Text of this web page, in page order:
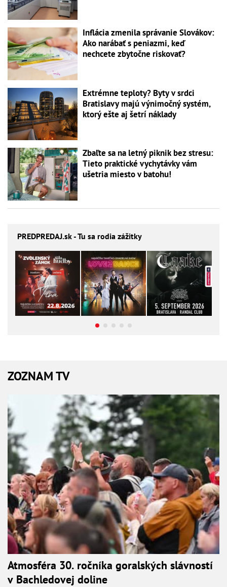
Inflácia zmenila správanie Slovákov:
Ako narábať s peniazmi, keď
nechcete zbytočne riskovať?
Extrémne teploty? Byty v srdci
Bratislavy majú výnimočný systém,
ktorý ešte aj šetrí náklady
Zbaľte sa na letný piknik bez stresu:
Tieto praktické vychytávky vám
ušetria miesto v batohu!
PREDPREDAJ.sk - Tu sa rodia zážitky
ZOZNAM TV
Atmosféra 30. ročníka goralských slávností
v Bachledovej doline